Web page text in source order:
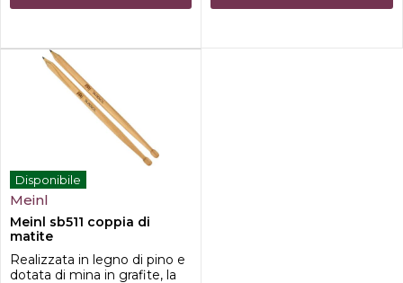
Disponibile
Meinl
Meinl sb511 coppia di
matite
Realizzata in legno di pino e
dotata di mina in grafite, la